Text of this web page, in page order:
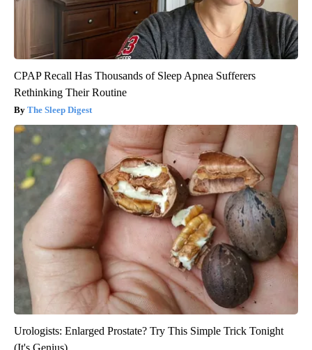
CPAP Recall Has Thousands of Sleep Apnea Sufferers
Rethinking Their Routine
The Sleep Digest
Urologists: Enlarged Prostate? Try This Simple Trick Tonight